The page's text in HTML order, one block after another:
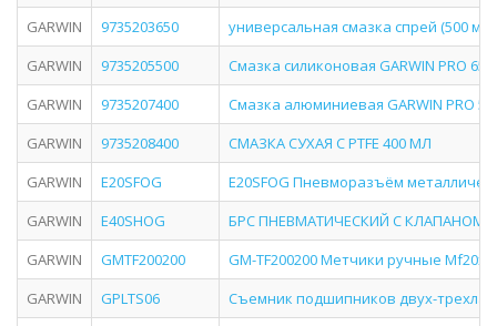
GARWIN
9735203650
универсальная смазка спрей (500 мл)
GARWIN
9735205500
Смазка силиконовая GARWIN PRO 650
GARWIN
9735207400
Смазка алюминиевая GARWIN PRO
GARWIN
9735208400
СМАЗКА СУХАЯ С PTFE 400 МЛ
GARWIN
E20SFOG
E20SFOG Пневморазъём
GARWIN
E40SHOG
БРС ПНЕВМАТИЧЕСКИЙ С КЛАПАНОМ
GARWIN
GMTF200200
GM-TF200200 Метчики ручные
GARWIN
GPLTS06
Съемник подшипников двух-